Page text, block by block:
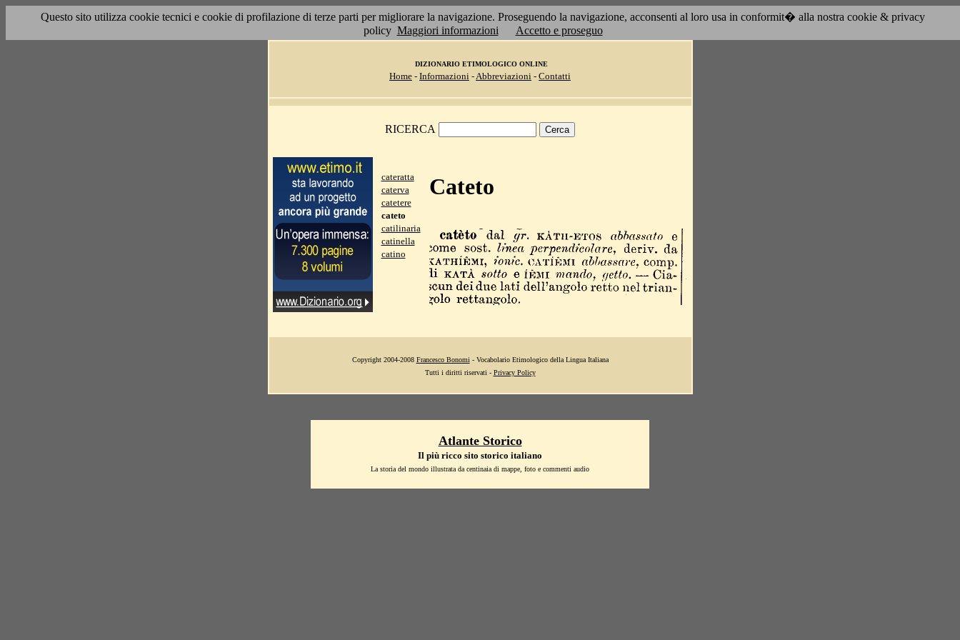
Questo sito utilizza cookie tecnici e cookie di profilazione di terze parti per migliorare la navigazione. Proseguendo la navigazione, acconsenti al loro usa in conformit� alla nostra cookie & privacy
policy Maggiori informazioni Accetto e proseguo
DIZIONARIO ETIMOLOGICO ONLINE
Home - Informazioni -Abbreviazioni - Contatti
RICERCA
cateratta
caterva
catetere
cateto
catilinaria
catinella
catino
Cateto
Copyright 2004-2008 Francesco Bonomi - Vocabolario Etimologico della Lingua Italiana
Tutti i diritti riservati - Privacy Policy
Atlante Storico
Il più ricco sito storico italiano
La storia del mondo illustrata da centinaia di mappe, foto e commenti audio